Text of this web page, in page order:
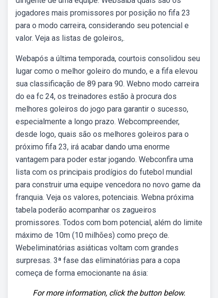
jogadores mais promissores por posição no fifa 23
para o modo carreira, considerando seu potencial e
valor. Veja as listas de goleiros,.
Webapós a última temporada, courtois consolidou seu
lugar como o melhor goleiro do mundo, e a fifa elevou
sua classificação de 89 para 90. Webno modo carreira
do ea fc 24, os treinadores estão à procura dos
melhores goleiros do jogo para garantir o sucesso,
especialmente a longo prazo. Webcompreender,
desde logo, quais são os melhores goleiros para o
próximo fifa 23, irá acabar dando uma enorme
vantagem para poder estar jogando. Webconfira uma
lista com os principais prodígios do futebol mundial
para construir uma equipe vencedora no novo game da
franquia. Veja os valores, potenciais. Webna próxima
tabela poderão acompanhar os zagueiros
promissores. Todos com bom potencial, além do limite
máximo de 10m (10 milhões) como preço de.
Webeliminatórias asiáticas voltam com grandes
surpresas. 3ª fase das eliminatórias para a copa
começa de forma emocionante na ásia:
For more information, click the button below.